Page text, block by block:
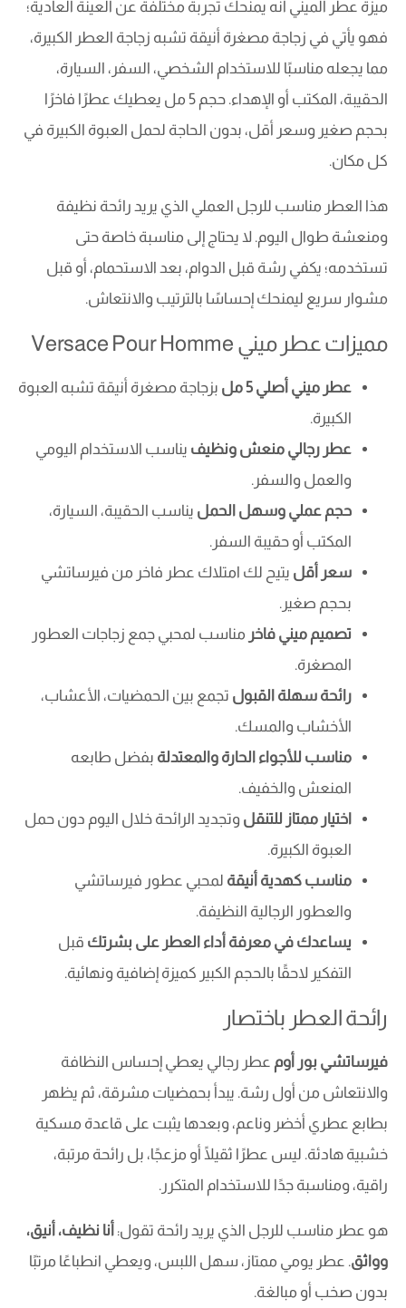
ميزة عطر الميني أنه يمنحك تجربة مختلفة عن العينة العادية؛
فهو يأتي في زجاجة مصغرة أنيقة تشبه زجاجة العطر الكبيرة،
مما يجعله مناسبًا للاستخدام الشخصي، السفر، السيارة،
الحقيبة، المكتب أو الإهداء. حجم 5 مل يعطيك عطرًا فاخرًا
بحجم صغير وسعر أقل، بدون الحاجة لحمل العبوة الكبيرة في
كل مكان.
هذا العطر مناسب للرجل العملي الذي يريد رائحة نظيفة
ومنعشة طوال اليوم. لا يحتاج إلى مناسبة خاصة حتى
تستخدمه؛ يكفي رشة قبل الدوام، بعد الاستحمام، أو قبل
مشوار سريع ليمنحك إحساسًا بالترتيب والانتعاش.
مميزات عطر ميني Versace Pour Homme
عطر ميني أصلي 5 مل
بزجاجة مصغرة أنيقة تشبه العبوة
الكبيرة.
عطر رجالي منعش ونظيف يناسب الاستخدام اليومي
والعمل والسفر.
حجم عملي وسهل الحمل يناسب الحقيبة، السيارة،
المكتب أو حقيبة السفر.
سعر أقل يتيح لك امتلاك عطر فاخر من فيرساتشي
بحجم صغير.
تصميم ميني فاخر مناسب لمحبي جمع زجاجات العطور
المصغرة.
رائحة سهلة القبول تجمع بين الحمضيات، الأعشاب،
الأخشاب والمسك.
مناسب للأجواء الحارة والمعتدلة بفضل طابعه
المنعش والخفيف.
اختيار ممتاز للتنقل وتجديد الرائحة خلال اليوم دون حمل
العبوة الكبيرة.
مناسب كهدية أنيقة لمحبي عطور فيرساتشي
والعطور الرجالية النظيفة.
يساعدك في معرفة أداء العطر على بشرتك قبل
التفكير لاحقًا بالحجم الكبير كميزة إضافية ونهائية.
رائحة العطر باختصار
فيرساتشي بور أوم عطر رجالي يعطي إحساس النظافة
والانتعاش من أول رشة. يبدأ بحمضيات مشرقة، ثم يظهر
بطابع عطري أخضر وناعم، وبعدها يثبت على قاعدة مسكية
خشبية هادئة. ليس عطرًا ثقيلًا أو مزعجًا، بل رائحة مرتبة،
راقية، ومناسبة جدًا للاستخدام المتكرر.
هو عطر مناسب للرجل الذي يريد رائحة تقول: أنا نظيف، أنيق،
وواثق. عطر يومي ممتاز، سهل اللبس، ويعطي انطباعًا مرتبًا
بدون صخب أو مبالغة.